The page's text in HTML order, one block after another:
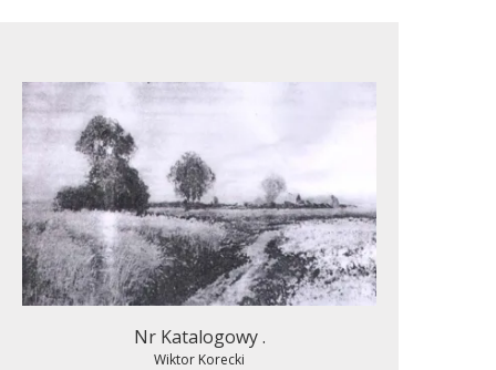
Nr Katalogowy .
Wiktor Korecki